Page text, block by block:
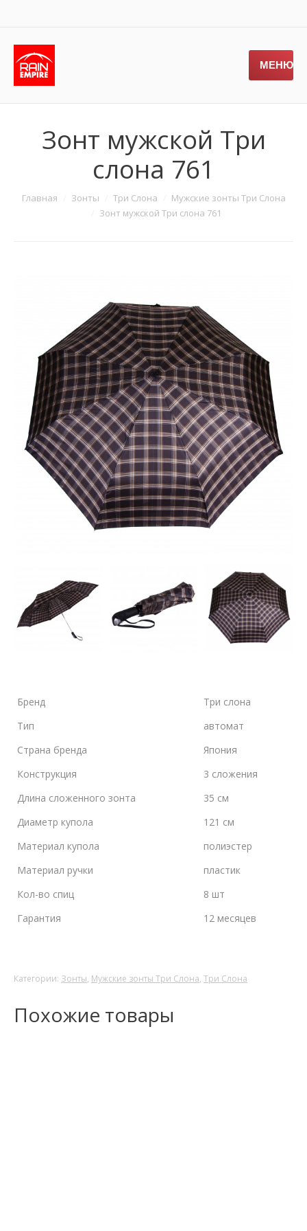
МЕНЮ
Зонт мужской Три
слона 761
Главная Зонты Три Слона
Мужские зонты Три Слона
Зонт мужской Три слона 761
Бренд
Три слона
Тип
автомат
Страна бренда
Япония
Конструкция
3 сложения
Длина сложенного зонта
35 см
Диаметр купола
121 см
Материал купола
полиэстер
Материал ручки
пластик
Кол-во спиц
8 шт
Гарантия
12 месяцев
Категории: Зонты, Мужские зонты Три Слона, Три Слона
Похожие товары